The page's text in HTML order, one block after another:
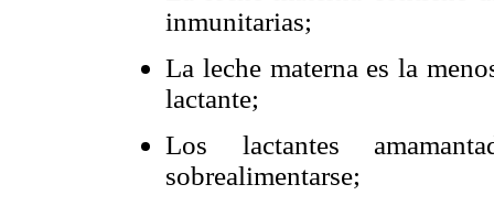
inmunitarias;
La leche materna es la
lactante;
Los lactantes
sobrealimentarse;